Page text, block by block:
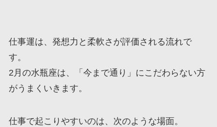
仕事運は、発想力と柔軟さが評価される流れで
す。
2月の水瓶座は、「今まで通り」にこだわらない方
がうまくいきます。
仕事で起こりやすいのは、次のような場面。